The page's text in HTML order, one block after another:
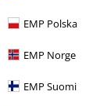
EMP Polska
EMP Norge
EMP Suomi
E.M.P.
budou zpracovány